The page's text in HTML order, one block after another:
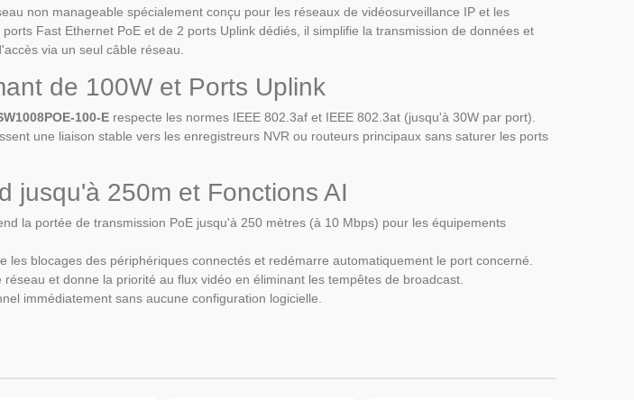
non manageable spécialement conçu pour les réseaux de vidéosurveillance IP et les
Fast Ethernet PoE et de 2 ports Uplink dédiés, il simplifie la transmission de données et
via un seul câble réseau.
de 100W et Ports Uplink
100-E respecte les normes IEEE 802.3af et IEEE 802.3at (jusqu'à 30W par port).
une liaison stable vers les enregistreurs NVR ou routeurs principaux sans saturer les ports
jusqu'à 250m et Fonctions AI
la portée de transmission PoE jusqu'à 250 mètres (à 10 Mbps) pour les équipements
les blocages des périphériques connectés et redémarre automatiquement le port concerné.
réseau et donne la priorité au flux vidéo en éliminant les tempêtes de broadcast.
immédiatement sans aucune configuration logicielle.